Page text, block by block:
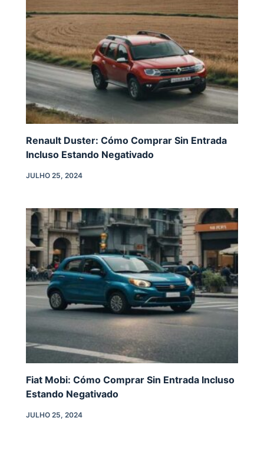
Renault Duster: Cómo Comprar Sin Entrada
Incluso Estando Negativado
JULHO 25, 2024
Fiat Mobi: Cómo Comprar Sin Entrada Incluso
Estando Negativado
JULHO 25, 2024